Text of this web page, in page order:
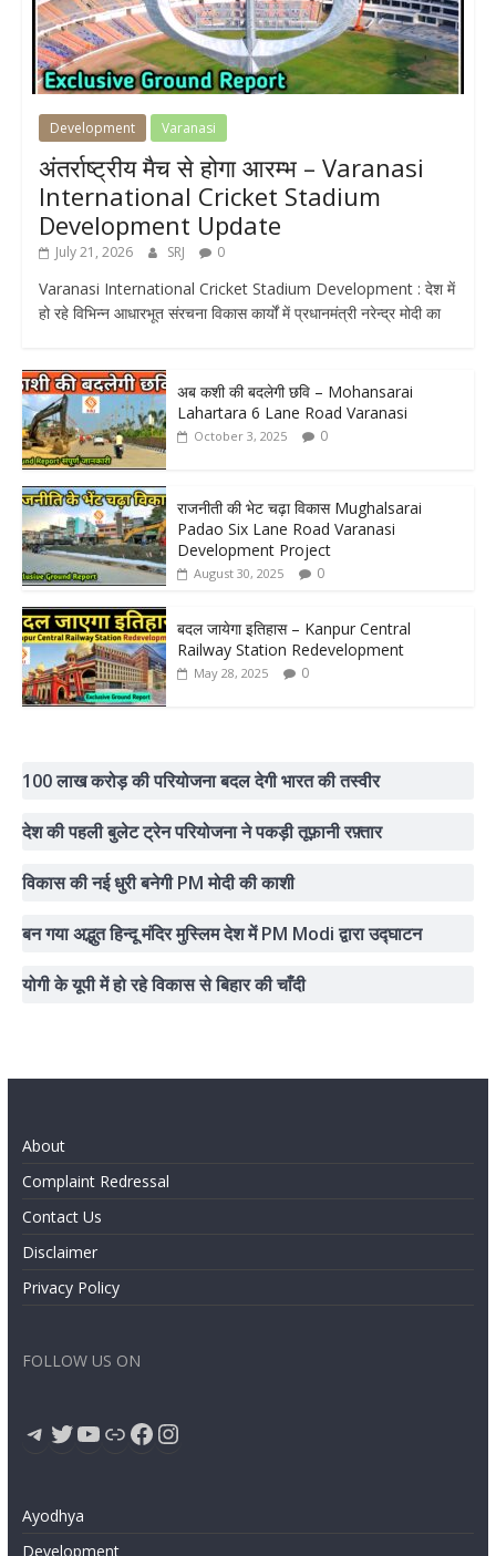
Development Varanasi
अंतर्राष्ट्रीय मैच से होगा आरम्भ – Varanasi
International Cricket Stadium
Development Update
July 21, 2026 SRJ 0
Varanasi International Cricket Stadium Development : देश में
हो रहे विभिन्न आधारभूत संरचना विकास कार्यों में प्रधानमंत्री नरेन्द्र मोदी का
अब कशी की बदलेगी छवि – Mohansarai
Lahartara 6 Lane Road Varanasi
October 3, 2025 0
राजनीती की भेट चढ़ा विकास Mughalsarai
Padao Six Lane Road Varanasi
Development Project
August 30, 2025 0
बदल जायेगा इतिहास – Kanpur Central
Railway Station Redevelopment
May 28, 2025 0
100 लाख करोड़ की परियोजना बदल देगी भारत की तस्वीर
देश की पहली बुलेट ट्रेन परियोजना ने पकड़ी तूफ़ानी रफ़्तार
विकास की नई धुरी बनेगी PM मोदी की काशी
बन गया अद्भुत हिन्दू मंदिर मुस्लिम देश में PM Modi द्वारा उद्घाटन
योगी के यूपी में हो रहे विकास से बिहार की चाँदी
About
Complaint Redressal
Contact Us
Disclaimer
Privacy Policy
FOLLOW US ON
Telegram
Twitter
YouTube
LinkFacebook
Instagram
Ayodhya
Development